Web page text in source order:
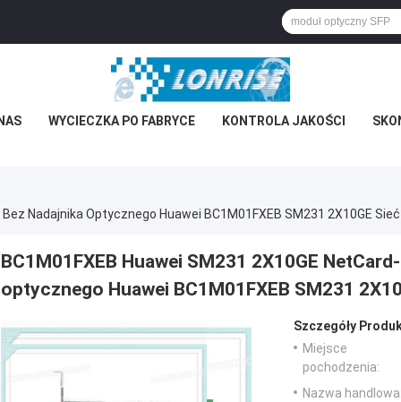
WYCIECZKA PO FABRYCE KONTROLA JAKOŚCI
Bez Nadajnika Optycznego Huawei BC1M01FXEB SM231 2X10GE
BC1M01FXEB Huawei SM231 2X10GE
optycznego Huawei BC1M01FXEB SM231
Szczegóły
Miejsce
pochodzenia:
Nazwa